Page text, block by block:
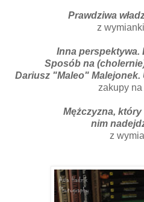
Prawdziwa
z
Inna perspektywa.
Sposób na
Dariusz "Maleo"
zakupy
Mężczyzna, który
nim
z